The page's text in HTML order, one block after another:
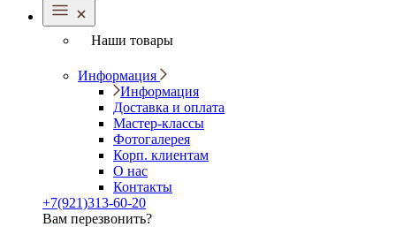
Наши товары
Информация
Информация
Доставка и оплата
Мастер-классы
Фотогалерея
Корп. клиентам
О нас
Контакты
+7(921)313-60-20
Вам перезвонить?